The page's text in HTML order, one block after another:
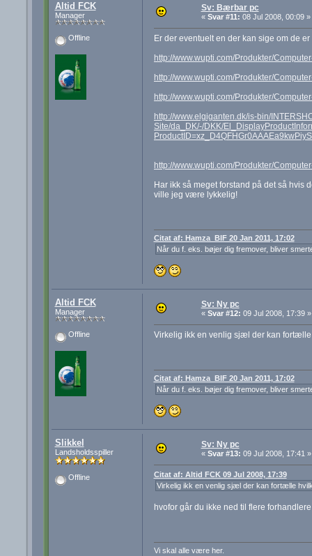
Altid FCK
Manager
Offline
Sv: Bærbar pc
« Svar #11: 08 Jul 2008, 00:09 »
Er der eventuelt en der kan sige om de
http://www.wupti.com/Produkter/
http://www.wupti.com/Produkter/
http://www.wupti.com/Produkter/
http://www.elgiganten.dk/is-bin/
Site/da_DK/-/DKK/
http://www.wupti.com/Produkter/
Har ikk så meget forstand på det så hvis
ville jeg være lykkelig!
Citat af: Hamza_BIF 20 Jan 2011, 17:02
Når du f. eks. bøjer dig fremover, bliver
Altid FCK
Manager
Offline
Sv: Ny pc
« Svar #12: 09 Jul 2008, 17:39 »
Virkelig ikk en venlig sjæl der kan
Citat af: Hamza_BIF 20 Jan 2011, 17:02
Når du f. eks. bøjer dig fremover, bliver
Slikkel
Landsholdsspiller
Offline
Sv: Ny pc
« Svar #13: 09 Jul 2008, 17:41 »
Citat af: Altid FCK 09 Jul 2008, 17:39
Virkelig ikk en venlig sjæl der kan fortælle
hvofor går du ikke ned til flere
Vi skal alle være her.